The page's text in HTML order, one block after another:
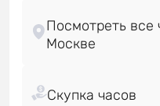
Посмотреть все